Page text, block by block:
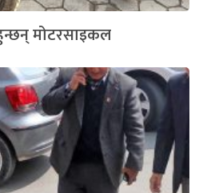
मोटरसाइकल